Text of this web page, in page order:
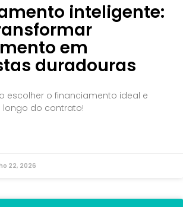
inteligente:
em
duradouras
escolher o financiamento ideal e
do contrato!
22, 2026